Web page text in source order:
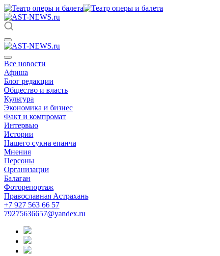
Все новости
Афиша
Блог редакции
Общество и власть
Культура
Экономика и бизнес
Факт и компромат
Интервью
Истории
Нашего сукна епанча
Мнения
Персоны
Организации
Балаган
Фоторепортаж
Православная Астрахань
+7 927 563 66 57
79275636657@yandex.ru